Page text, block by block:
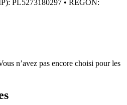
PL5273180297 • REGON:
n’avez pas encore choisi pour les